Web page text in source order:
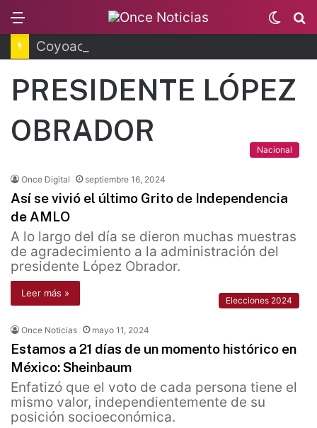
Switch
skin
PRESIDENTE LÓPEZ
OBRADOR
Nacional
Once Digital septiembre 16, 2024
Así se vivió el último Grito de Independencia
de AMLO
A lo largo del día se dieron muchas muestras
de agradecimiento a la administración del
presidente López Obrador.
Leer más »
Elecciones 2024
Once Noticias mayo 11, 2024
Estamos a 21 días de un momento histórico en
México: Sheinbaum
Enfatizó que el voto de cada persona tiene el
mismo valor, independientemente de su
posición socioeconómica.